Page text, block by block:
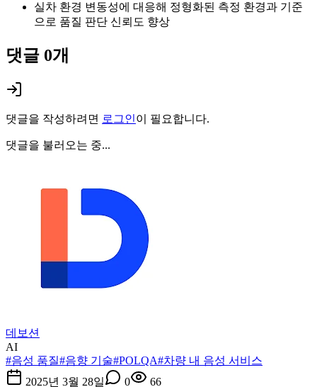
실차 환경 변동성에 대응해 정형화된 측정 환경과 기준
으로 품질 판단 신뢰도 향상
댓글 0개
댓글을 작성하려면 로그인이 필요합니다.
댓글을 불러오는 중...
데보션
AI
#음성 품질#음향 기술#POLQA#차량 내 음성 서비스
2025년 3월 28일
0 66